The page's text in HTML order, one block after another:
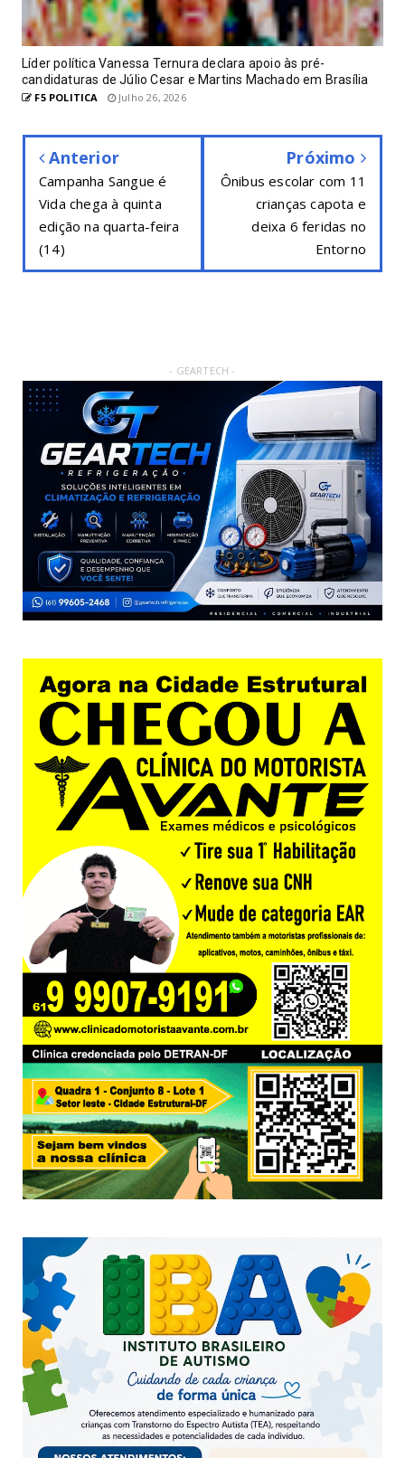
Líder política Vanessa Ternura declara apoio às pré-
candidaturas de Júlio Cesar e Martins Machado em Brasília
F5 POLITICA Julho 26, 2026
Anterior
Campanha Sangue é
Vida chega à quinta
edição na quarta-feira
(14)
Próximo
Ônibus escolar com 11
crianças capota e
deixa 6 feridas no
Entorno
- GEARTECH -